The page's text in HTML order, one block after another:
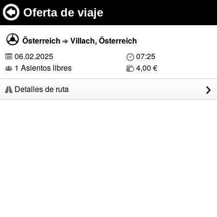
Oferta de viaje
Österreich
Villach, Österreich
06.02.2025
07:25
1 Asientos libres
4,00 €
Detalles de ruta